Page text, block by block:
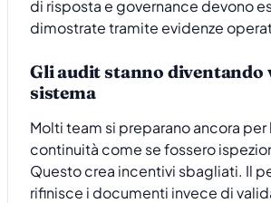
di risposta e governance devono
dimostrate tramite evidenze
Gli audit stanno diventando
sistema
Molti team si preparano ancora per
continuità come se fossero
Questo crea incentivi sbagliati. Il
rifinisce i documenti invece di